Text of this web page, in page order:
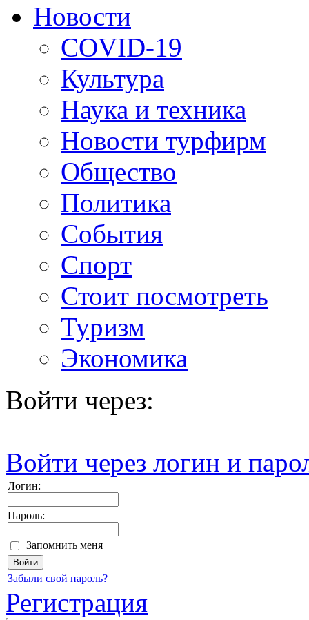
Новости
COVID-19
Культура
Наука и техника
Новости турфирм
Общество
Политика
События
Спорт
Стоит посмотреть
Туризм
Экономика
Войти через:
Войти через логин и
Логин:
Пароль:
Запомнить меня
Забыли свой пароль?
Регистрация